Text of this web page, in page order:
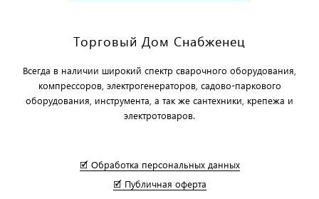
Торговый Дом Снабженец
Всегда в наличии широкий спектр сварочного оборудования,
компрессоров, электрогенераторов, садово-паркового
оборудования, инструмента, а так же сантехники, крепежа и
электротоваров.
🗹 Обработка персональных данных
🗹 Публичная оферта